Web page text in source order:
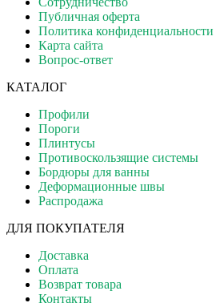
Публичная оферта
Политика конфиденциальности
Карта сайта
Вопрос-ответ
КАТАЛОГ
Профили
Пороги
Плинтусы
Противоскользящие системы
Бордюры для ванны
Деформационные швы
Распродажа
ДЛЯ ПОКУПАТЕЛЯ
Доставка
Оплата
Возврат товара
Контакты